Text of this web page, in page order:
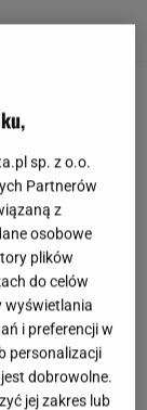
do twojej
na
firma
Wtedy
na co
poszukąc
sp. z o.o.
Partnerów
z
osobowe
plików
do celów
wyświetlania
i preferencji w
personalizacji
dobrowolne.
jej zakres lub